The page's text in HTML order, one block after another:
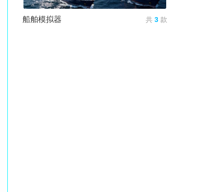
船舶模拟器 共 3 款